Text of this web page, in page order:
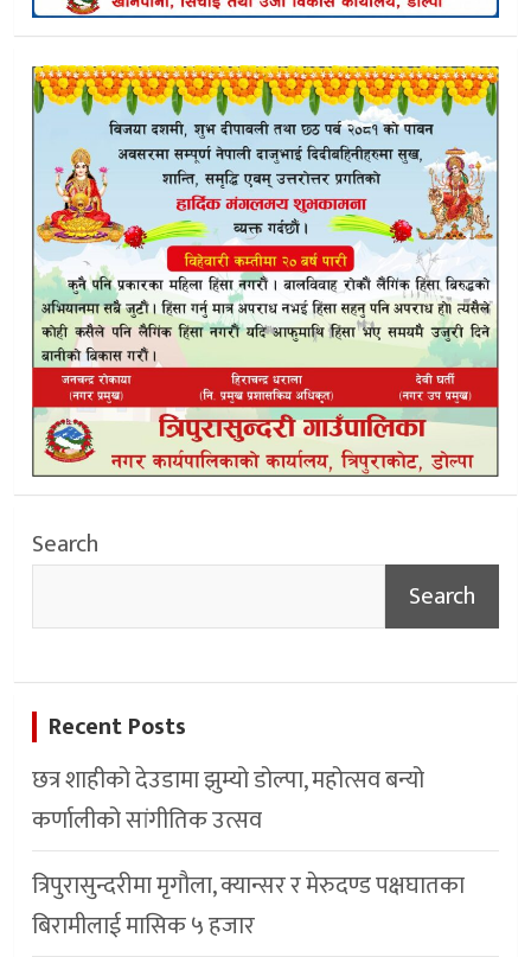
Search
Search
Recent Posts
छत्र शाहीको देउडामा झुम्यो डोल्पा, महोत्सव बन्यो
कर्णालीको सांगीतिक उत्सव
त्रिपुरासुन्दरीमा मृगौला, क्यान्सर र मेरुदण्ड पक्षघातका
बिरामीलाई मासिक ५ हजार